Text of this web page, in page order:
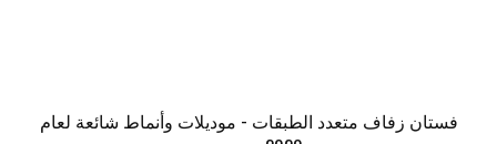
فستان زفاف متعدد الطبقات - موديلات وأنماط شائعة لعام